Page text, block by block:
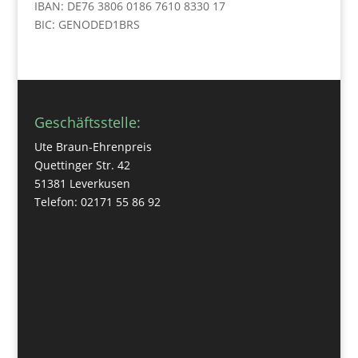
IBAN: DE76 3806 0186 7610 8330 17
BIC: GENODED1BRS
Geschäftsstelle:
Ute Braun-Ehrenpreis
Quettinger Str. 42
51381 Leverkusen
Telefon: 02171 55 86 92